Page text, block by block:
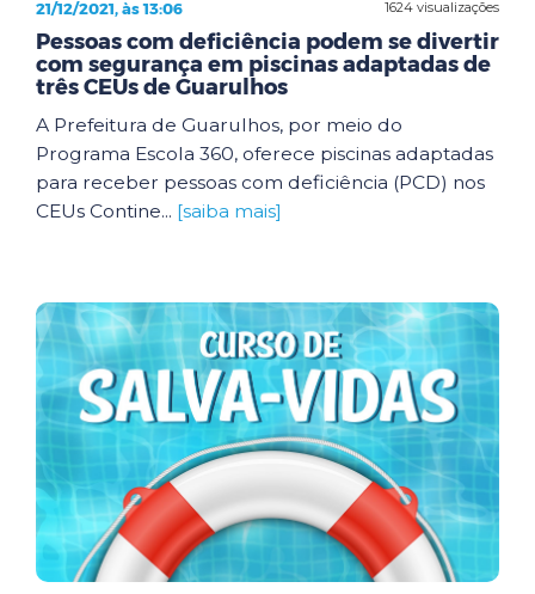
1624 visualizações
21/12/2021, às 13:06
Pessoas com deficiência podem se divertir
com segurança em piscinas adaptadas de
três CEUs de Guarulhos
A Prefeitura de Guarulhos, por meio do
Programa Escola 360, oferece piscinas adaptadas
para receber pessoas com deficiência (PCD) nos
CEUs Contine... [saiba mais]